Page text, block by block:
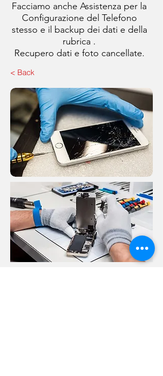
Facciamo anche Assistenza per la
Configurazione del Telefono
stesso e il backup dei dati e della
rubrica .
Recupero dati e foto cancellate.
< Back